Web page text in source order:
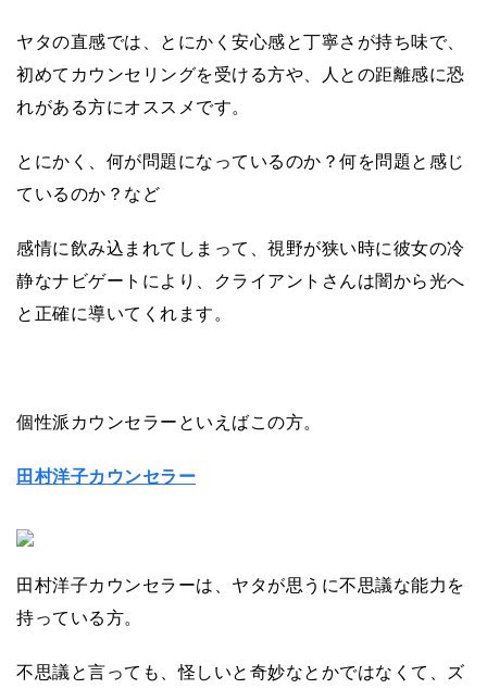
ヤタの直感では、とにかく安心感と丁寧さが持ち味で、
初めてカウンセリングを受ける方や、人との距離感に恐
れがある方にオススメです。
とにかく、何が問題になっているのか？何を問題と感じ
ているのか？など
感情に飲み込まれてしまって、視野が狭い時に彼女の冷
静なナビゲートにより、クライアントさんは闇から光へ
と正確に導いてくれます。
個性派カウンセラーといえばこの方。
田村洋子カウンセラー
田村洋子カウンセラーは、ヤタが思うに不思議な能力を
持っている方。
不思議と言っても、怪しいと奇妙なとかではなくて、ズ